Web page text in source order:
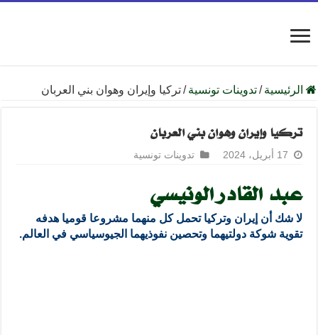
الرئيسية /تدوينات تونسية /تركيا وإيران وهوان بني العربان
تركيا وإيران وهوان بني العربان
17 أبريل، 2024 تدوينات تونسية
عبد القادر الونيسي
لا شك أن إيران وتركيا تحمل كل منهما مشروعا قوميا هدفه
تقوية شوكة دولتيهما وتحصين نفوذيهما الجيوسياسي في العالم.